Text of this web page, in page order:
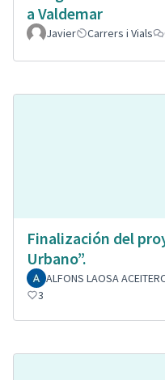
a Valdemar
Javier Carrers i Vials
Finalización del
Urbano”.
ALFONS LAOSA
3